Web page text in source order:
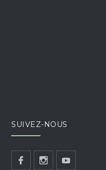
SUIVEZ-NOUS